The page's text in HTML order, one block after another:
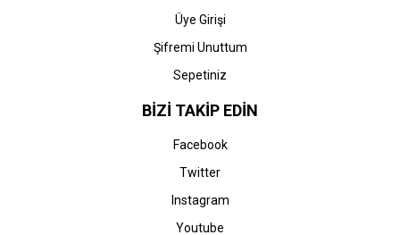
Üye Girişi
Şifremi Unuttum
Sepetiniz
BİZİ TAKİP EDİN
Facebook
Twitter
Instagram
Youtube